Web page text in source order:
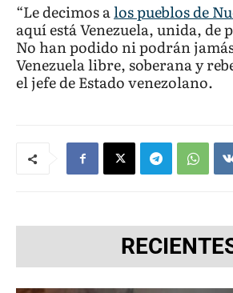
“Le decimos alos pueblos de
aquí está Venezuela, unida, de
No han podido ni podrán
Venezuela libre, soberana y
el jefe de Estado venezolano.